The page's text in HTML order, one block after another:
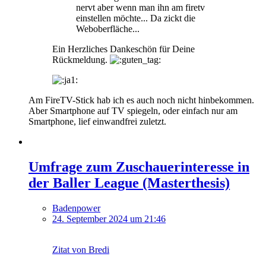
nervt aber wenn man ihn am firetv
einstellen möchte... Da zickt die
Weboberfläche...
Ein Herzliches Dankeschön für Deine
Rückmeldung.
Am FireTV-Stick hab ich es auch noch nicht hinbekommen.
Aber Smartphone auf TV spiegeln, oder einfach nur am
Smartphone, lief einwandfrei zuletzt.
Umfrage zum Zuschauerinteresse in
der Baller League (Masterthesis)
Badenpower
24. September 2024 um 21:46
Zitat von Bredi